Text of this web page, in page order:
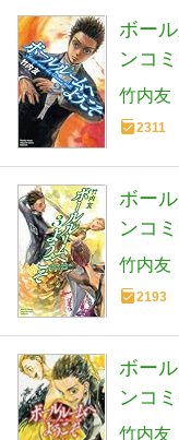
ボー
ンコ
竹内友
2311
ボー
ンコ
竹内友
2193
ボー
ンコ
竹内友